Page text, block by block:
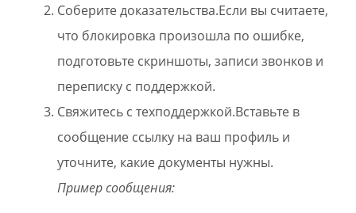
Соберите доказательства.Если вы считаете,
что блокировка произошла по ошибке,
подготовьте скриншоты, записи звонков и
переписку с поддержкой.
Свяжитесь с техподдержкой.Вставьте в
сообщение ссылку на ваш профиль и
уточните, какие документы нужны.
Пример сообщения: